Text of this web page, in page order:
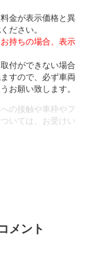
金が表示価格と異
ださい。
持ちの場合、表示
付ができない場合
すので、必ず車両
お願い致します。
の接触や車枠やフ
いては、お受けい
メント